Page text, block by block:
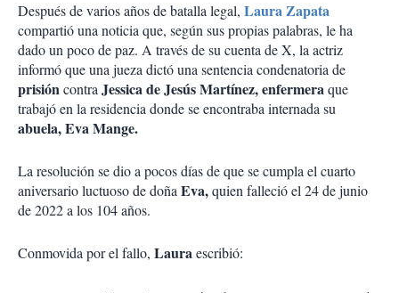
Después de varios años de batalla legal, Laura Zapata
compartió una noticia que, según sus propias palabras, le ha
dado un poco de paz. A través de su cuenta de X, la actriz
informó que una jueza dictó una sentencia condenatoria de
prisióncontraJessica de Jesús Martínez, enfermeraque
trabajó en la residencia donde se encontraba internada su
abuela, Eva Mange.
La resolución se dio a pocos días de que se cumpla el cuarto
aniversario luctuoso de doñaEva,quien falleció el 24 de junio
de 2022 a los 104 años.
Conmovida por el fallo, Lauraescribió: